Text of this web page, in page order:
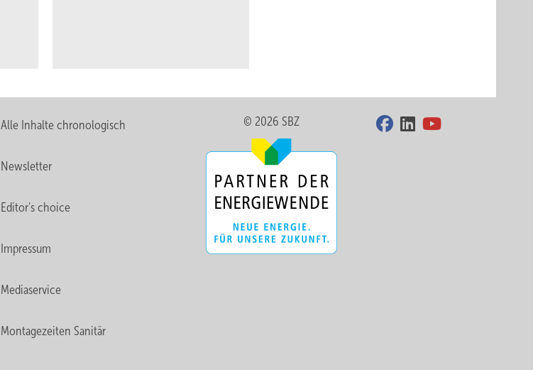
Alle Inhalte chronologisch
Newsletter
Editor's choice
Impressum
Mediaservice
Montagezeiten Sanitär
© 2026 SBZ